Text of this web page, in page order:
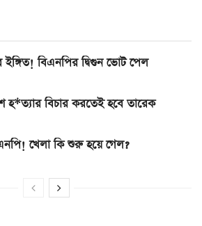
বিএনপির দ্বিগুন ভোট পেল
হ*ত্যার বিচার করতেই হবে তারেক
খেলা কি শুরু হয়ে গেল?